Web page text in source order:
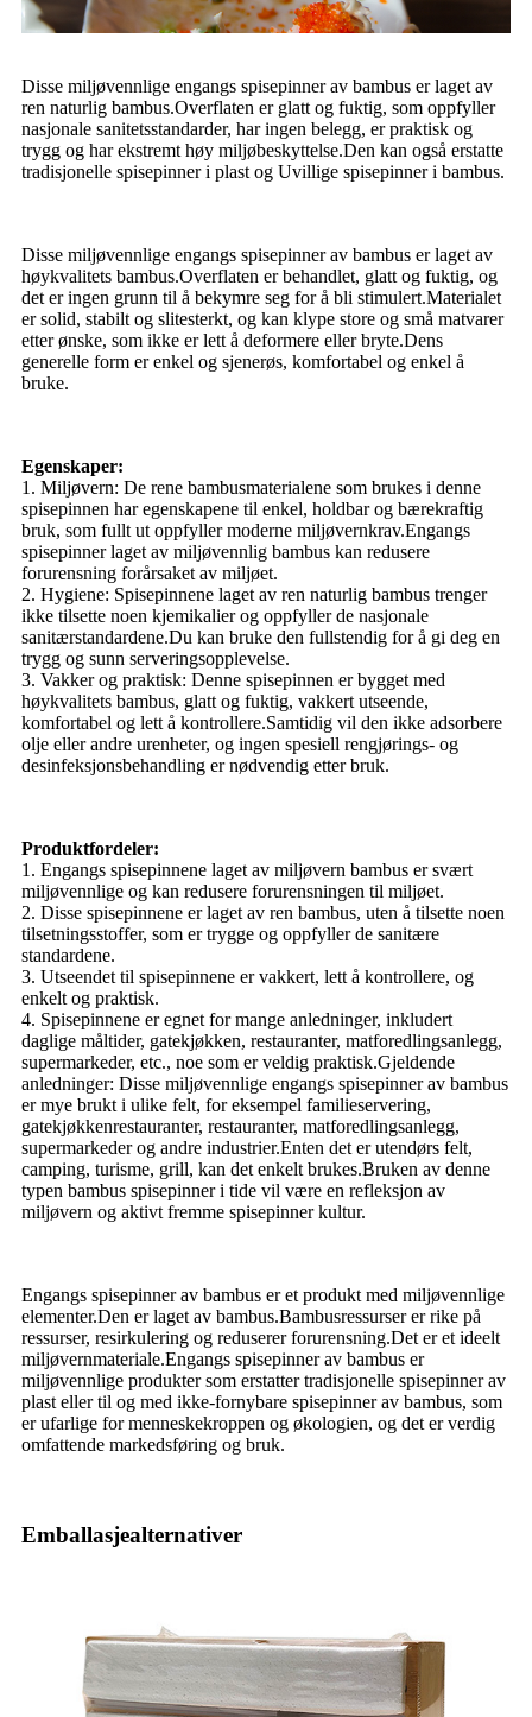
Disse miljøvennlige engangs spisepinner av bambus er laget av
ren naturlig bambus.Overflaten er glatt og fuktig, som oppfyller
nasjonale sanitetsstandarder, har ingen belegg, er praktisk og
trygg og har ekstremt høy miljøbeskyttelse.Den kan også erstatte
tradisjonelle spisepinner i plast og Uvillige spisepinner i bambus.
Disse miljøvennlige engangs spisepinner av bambus er laget av
høykvalitets bambus.Overflaten er behandlet, glatt og fuktig, og
det er ingen grunn til å bekymre seg for å bli stimulert.Materialet
er solid, stabilt og slitesterkt, og kan klype store og små matvarer
etter ønske, som ikke er lett å deformere eller bryte.Dens
generelle form er enkel og sjenerøs, komfortabel og enkel å
bruke.
Egenskaper:
1. Miljøvern: De rene bambusmaterialene som brukes i denne
spisepinnen har egenskapene til enkel, holdbar og bærekraftig
bruk, som fullt ut oppfyller moderne miljøvernkrav.Engangs
spisepinner laget av miljøvennlig bambus kan redusere
forurensning forårsaket av miljøet.
2. Hygiene: Spisepinnene laget av ren naturlig bambus trenger
ikke tilsette noen kjemikalier og oppfyller de nasjonale
sanitærstandardene.Du kan bruke den fullstendig for å gi deg en
trygg og sunn serveringsopplevelse.
3. Vakker og praktisk: Denne spisepinnen er bygget med
høykvalitets bambus, glatt og fuktig, vakkert utseende,
komfortabel og lett å kontrollere.Samtidig vil den ikke adsorbere
olje eller andre urenheter, og ingen spesiell rengjørings- og
desinfeksjonsbehandling er nødvendig etter bruk.
Produktfordeler:
1. Engangs spisepinnene laget av miljøvern bambus er svært
miljøvennlige og kan redusere forurensningen til miljøet.
2. Disse spisepinnene er laget av ren bambus, uten å tilsette noen
tilsetningsstoffer, som er trygge og oppfyller de sanitære
standardene.
3. Utseendet til spisepinnene er vakkert, lett å kontrollere, og
enkelt og praktisk.
4. Spisepinnene er egnet for mange anledninger, inkludert
daglige måltider, gatekjøkken, restauranter, matforedlingsanlegg,
supermarkeder, etc., noe som er veldig praktisk.Gjeldende
anledninger: Disse miljøvennlige engangs spisepinner av bambus
er mye brukt i ulike felt, for eksempel familieservering,
gatekjøkkenrestauranter, restauranter, matforedlingsanlegg,
supermarkeder og andre industrier.Enten det er utendørs felt,
camping, turisme, grill, kan det enkelt brukes.Bruken av denne
typen bambus spisepinner i tide vil være en refleksjon av
miljøvern og aktivt fremme spisepinner kultur.
Engangs spisepinner av bambus er et produkt med miljøvennlige
elementer.Den er laget av bambus.Bambusressurser er rike på
ressurser, resirkulering og reduserer forurensning.Det er et ideelt
miljøvernmateriale.Engangs spisepinner av bambus er
miljøvennlige produkter som erstatter tradisjonelle spisepinner av
plast eller til og med ikke-fornybare spisepinner av bambus, som
er ufarlige for menneskekroppen og økologien, og det er verdig
omfattende markedsføring og bruk.
Emballasjealternativer